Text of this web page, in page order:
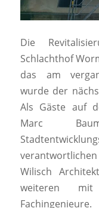
Die
Schlachthof
das am
wurde der
Als Gäste auf
Marc
Wilisch
weiteren
Fachingenieure.